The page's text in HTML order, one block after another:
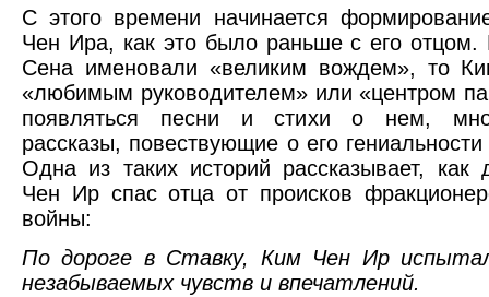
С этого времени начинается
Чен Ира, как это было раньше с его
Сена именовали «великим вождем», то
«любимым руководителем» или «центром
появляться песни и стихи о нем,
рассказы, повествующие о его
Одна из таких историй рассказывает, как
Чен Ир спас отца от происков
войны:
По дороге в Ставку, Ким Чен Ир
незабываемых чувств и впечатлений.